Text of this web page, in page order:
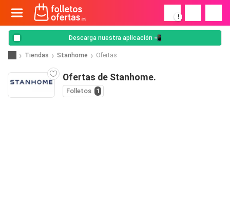
!
Descarga nuestra aplicación 📲
Tiendas Stanhome Ofertas
Ofertas de Stanhome.
Folletos 1